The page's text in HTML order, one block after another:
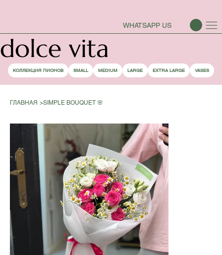
WHATSAPP US
dolce vita
КОЛЛЕКЦИЯ ПИОНОВ SMALL MEDIUM LARGE EXTRA LARGE VASES
ГЛАВНАЯ >SIMPLE BOUQUET 🌸